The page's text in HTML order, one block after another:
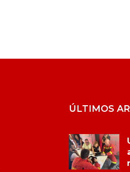
ÚLTIMOS